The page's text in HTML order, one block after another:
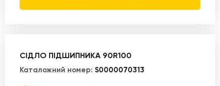
СІДЛО ПІДШИПНИКА 90R100
Каталожний номер: S0000070313